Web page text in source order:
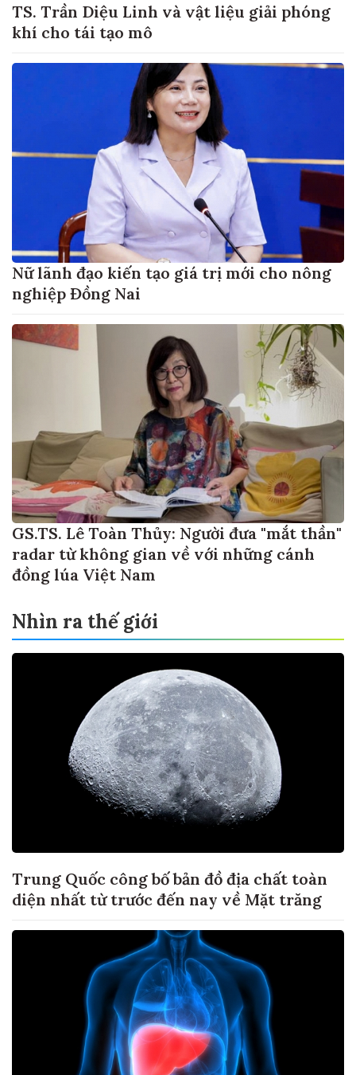
TS. Trần Diệu Linh và vật liệu giải phóng
khí cho tái tạo mô
Nữ lãnh đạo kiến tạo giá trị mới cho nông
nghiệp Đồng Nai
GS.TS. Lê Toàn Thủy: Người đưa "mắt thần"
radar từ không gian về với những cánh
đồng lúa Việt Nam
Nhìn ra thế giới
Trung Quốc công bố bản đồ địa chất toàn
diện nhất từ trước đến nay về Mặt trăng